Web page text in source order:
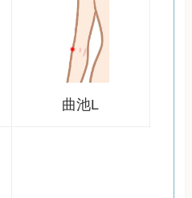
曲池L